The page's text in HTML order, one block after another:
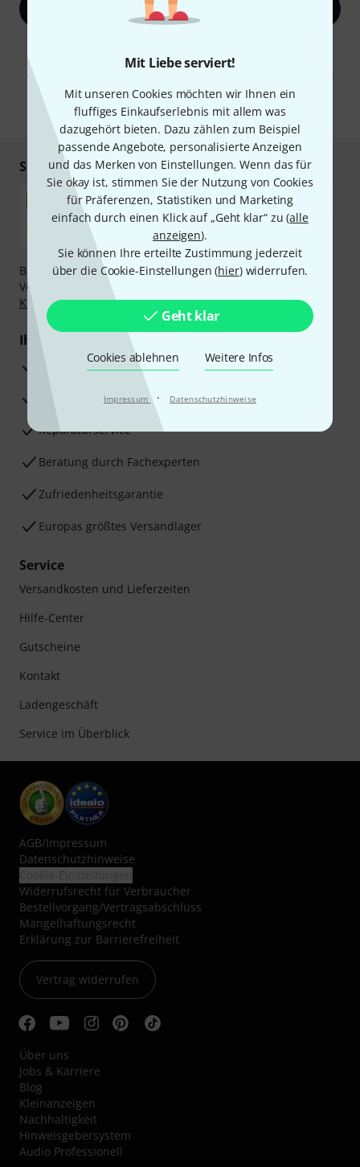
Mit Liebe serviert!
Mit unseren Cookies möchten wir Ihnen ein
fluffiges Einkaufserlebnis mit allem was
dazugehört bieten. Dazu zählen zum Beispiel
passende Angebote, personalisierte Anzeigen
und das Merken von Einstellungen. Wenn das für
Sie okay ist, stimmen Sie der Nutzung von Cookies
für Präferenzen, Statistiken und Marketing
einfach durch einen Klick auf „Geht klar“ zu (alle
anzeigen).
Sie können Ihre erteilte Zustimmung jederzeit
über die Cookie-Einstellungen (hier) widerrufen.
Geht klar
Cookies ablehnen Weitere Infos
Impressum · Datenschutzhinweise
Jetzt anmelden
Werbung und einer Messung des E-Mail-Nutzungsverhaltens zu. Die
Abmeldung ist jederzeit möglich. Weitere Informationen finden Sie in
* Pflichtfeld
Sicher einkaufen & bezahlen
Bezahlen Sie vertraulich und sicher per Nachnahme,
Vorkasse, PayPal, Amazon Pay,
Klarna Ratenzahlungoder Kreditkarte.
Ihre Vorteile
3 Jahre Thomann Garantie
30 Tage Money-Back-Garantie
Reparaturservice
Beratung durch Fachexperten
Zufriedenheitsgarantie
Europas größtes Versandlager
Service
Versandkosten und Lieferzeiten
Hilfe-Center
Gutscheine
Kontakt
Ladengeschäft
Service im Überblick
AGB/Impressum
Datenschutzhinweise
Widerrufsrecht für Verbraucher
Bestellvorgang/Vertragsabschluss
Mängelhaftungsrecht
Erklärung zur Barrierefreiheit
Vertrag widerrufen
Über uns
Jobs & Karriere
Blog
Kleinanzeigen
Nachhaltigkeit
Hinweisgebersystem
Audio Professionell